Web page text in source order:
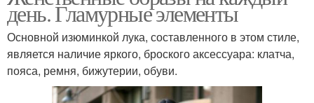
день. Гламурные элементы
Основной изюминкой лука, составленного в этом стиле,
является наличие яркого, броского аксессуара: клатча,
пояса, ремня, бижутерии, обуви.